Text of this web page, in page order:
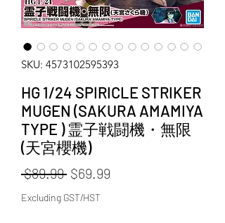
SKU: 4573102595393
HG 1/24 SPIRICLE STRIKER
MUGEN (SAKURA AMAMIYA
TYPE ) 霊子戦闘機・無限
(天宮櫻機)
$89.99 Regular Price
$69.99
Excluding GST/HST